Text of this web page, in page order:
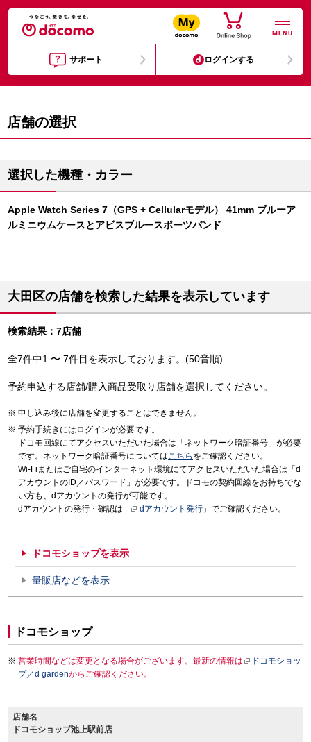
MENU
サポート ログインする
店舗の選択
選択した機種・カラー
Apple Watch Series 7（GPS + Cellularモデル） 41mm ブルーア
ルミニウムケースとアビスブルースポーツバンド
大田区の店舗を検索した結果を表示しています
検索結果：7店舗
全7件中1 〜 7件目を表示しております。(50音順)
予約申込する店舗/購入商品受取り店舗を選択してください。
申し込み後に店舗を変更することはできません。
予約手続きにはログインが必要です。
ドコモ回線にてアクセスいただいた場合は「ネットワーク暗証番号」が必要
です。ネットワーク暗証番号についてはこちら をご確認ください。
Wi-Fiまたはご自宅のインターネット環境にてアクセスいただいた場合は「d
アカウントのID／パスワード」が必要です。ドコモの契約回線をお持ちでな
い方も、dアカウントの発行が可能です。
dアカウントの発行・確認は「
dアカウント発行 」でご確認ください。
ドコモショップを表示
量販店などを表示
ドコモショップ
営業時間などは変更となる場合がございます。最新の情報は
ドコモショッ
プ／d gardenからご確認ください。
店舗名
ドコモショップ池上駅前店